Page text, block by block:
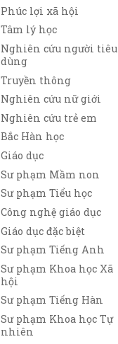
Phúc lợi xã hội
Tâm lý học
Nghiên cứu người tiêu
dùng
Truyền thông
Nghiên cứu nữ giới
Nghiên cứu trẻ em
Bắc Hàn học
Giáo dục
Sư phạm Mầm non
Sư phạm Tiểu học
Công nghệ giáo dục
Giáo dục đặc biệt
Sư phạm Tiếng Anh
Sư phạm Khoa học Xã
hội
Sư phạm Tiếng Hàn
Sư phạm Khoa học Tự
nhiên